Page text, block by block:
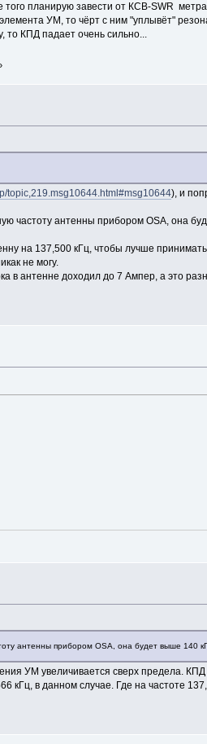
того планирую завести от КСВ-SWR
УМ, то чёрт с ним "уплывёт"
то КПД падает очень сильно...
topic,219.msg10644.html#msg10644), и
частоту антенны прибором OSA, она
на 137,500 кГц, чтобы лучше принимать.
не могу.
в антенне доходил до 7 Ампер, а это
антенны прибором OSA, она будет выше 140
УМ увеличивается сверх предела.
кГц, в данном случае. Где на частоте